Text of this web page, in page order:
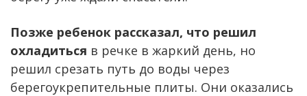
Позже ребенок рассказал, что решил
охладиться в речке в жаркий день, но
решил срезать путь до воды через
берегоукрепительные плиты. Они оказались